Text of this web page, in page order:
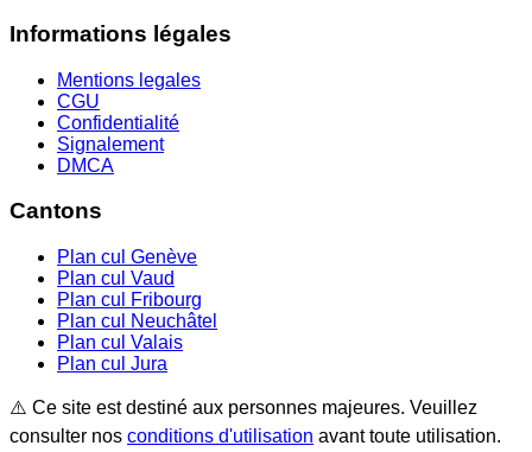
Informations légales
Mentions legales
CGU
Confidentialité
Signalement
DMCA
Cantons
Plan cul Genève
Plan cul Vaud
Plan cul
Fribourg
Plan cul
Neuchâtel
Plan cul Valais
Plan cul Jura
⚠️ Ce site est destiné aux personnes majeures. Veuillez
consulter nos conditions d'utilisation avant toute utilisation.